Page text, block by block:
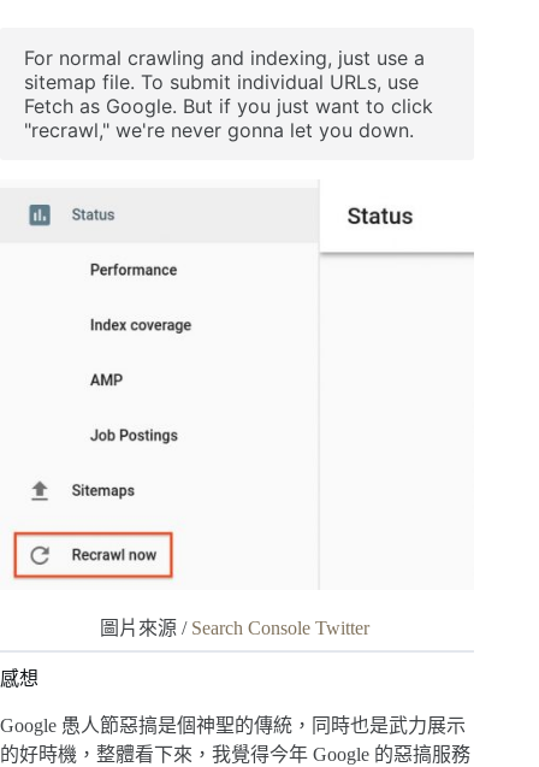
For normal crawling and indexing, just use a
sitemap file. To submit individual URLs, use
Fetch as Google. But if you just want to click
"recrawl," we're never gonna let you down.
圖片來源 / Search Console Twitter
感想
Google 愚人節惡搞是個神聖的傳統，同時也是武力展示
的好時機，整體看下來，我覺得今年 Google 的惡搞服務